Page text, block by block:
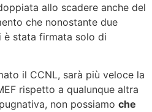
allo scadere anche del
che nonostante due
è stata firmata solo di
il CCNL, sarà più veloce la
rispetto a qualunque altra
non possiamo che